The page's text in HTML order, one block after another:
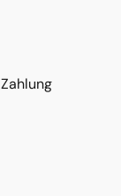
Zahlung